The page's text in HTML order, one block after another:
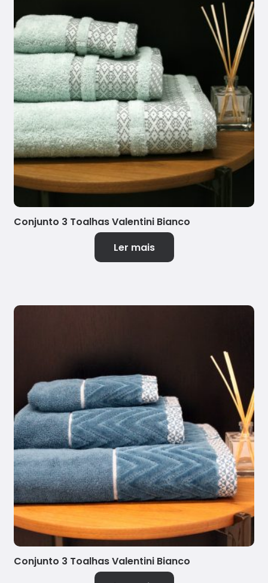
Conjunto 3 Toalhas Valentini Bianco
Ler mais
Conjunto 3 Toalhas Valentini Bianco